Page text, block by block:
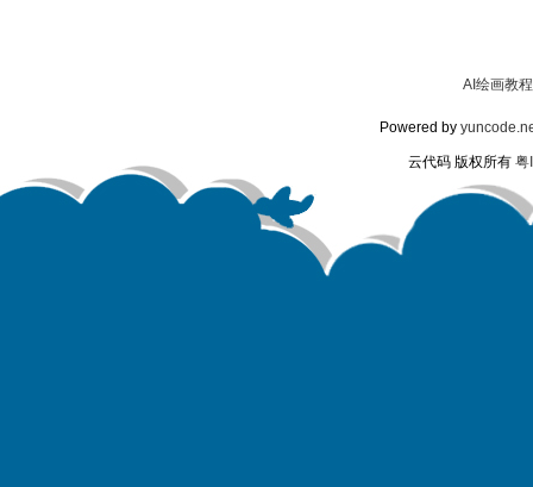
AI绘画教程
Powered by
云代码 版权所有 粤